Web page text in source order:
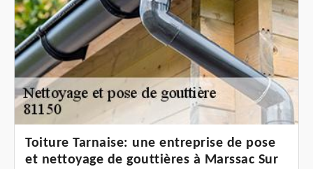
Toiture Tarnaise: une entreprise de pose
et nettoyage de gouttières à Marssac Sur